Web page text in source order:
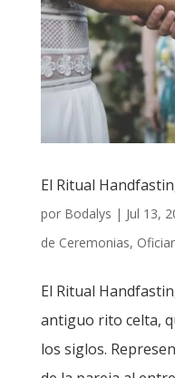
El Ritual
por Bodalys | Jul 13,
de Ceremonias,
El Ritual
antiguo rito celta,
los siglos.